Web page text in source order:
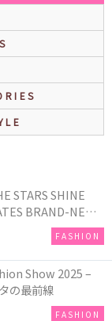
STARS SHINE
BRAND-NEW
FASHION
Show 2025 –
の最前線
FASHION